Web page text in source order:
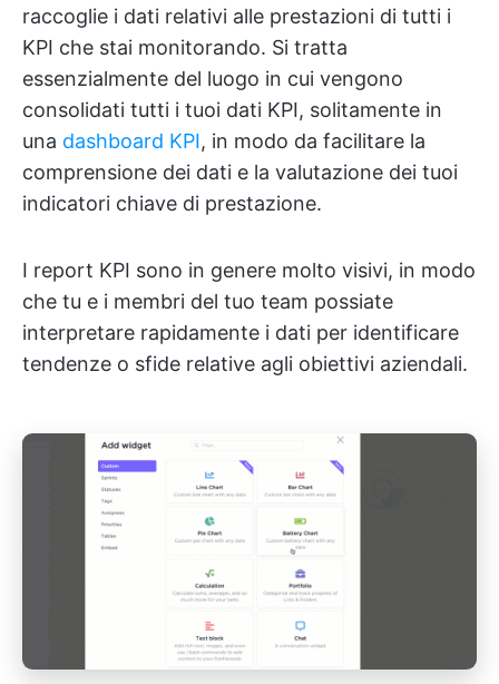
raccoglie i dati relativi alle prestazioni di tutti i
KPI che stai monitorando. Si tratta
essenzialmente del luogo in cui vengono
consolidati tutti i tuoi dati KPI, solitamente in
una dashboard KPI, in modo da facilitare la
comprensione dei dati e la valutazione dei tuoi
indicatori chiave di prestazione.
I report KPI sono in genere molto visivi, in modo
che tu e i membri del tuo team possiate
interpretare rapidamente i dati per identificare
tendenze o sfide relative agli obiettivi aziendali.